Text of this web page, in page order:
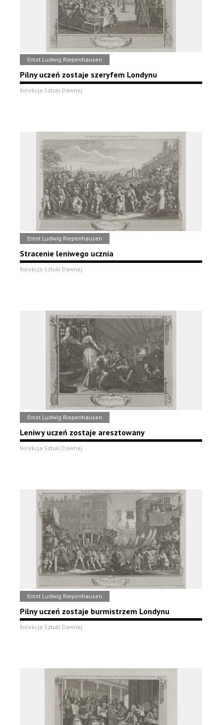
Ernst Ludwig Riepenhausen
Pilny uczeń zostaje szeryfem Londynu
Kolekcja Sztuki Dawnej
Ernst Ludwig Riepenhausen
Stracenie leniwego ucznia
Kolekcja Sztuki Dawnej
Ernst Ludwig Riepenhausen
Leniwy uczeń zostaje aresztowany
Kolekcja Sztuki Dawnej
Ernst Ludwig Riepenhausen
Pilny uczeń zostaje burmistrzem Londynu
Kolekcja Sztuki Dawnej